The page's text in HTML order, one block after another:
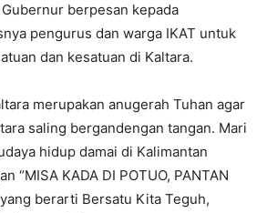
berpesan kepada
pengurus dan warga IKAT untuk
dan kesatuan di Kaltara.
merupakan anugerah Tuhan agar
saling bergandengan tangan. Mari
hidup damai di Kalimantan
“MISA KADA DI POTUO, PANTAN
yang berarti Bersatu Kita Teguh,